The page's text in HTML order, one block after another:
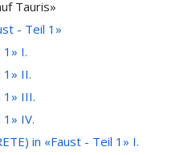
Tauris»
- Teil 1»
1» I.
1» II.
1» III.
1» IV.
in «Faust - Teil 1» I.